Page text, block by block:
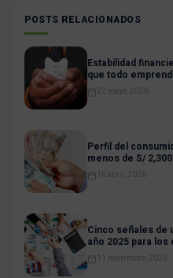
POSTS RELACIONADOS
Estabilidad
que todo
22 mayo, 2026
Perfil del
menos de S/
16 abril, 2026
Cinco señales de
año 2025 para
11 noviembre, 2025